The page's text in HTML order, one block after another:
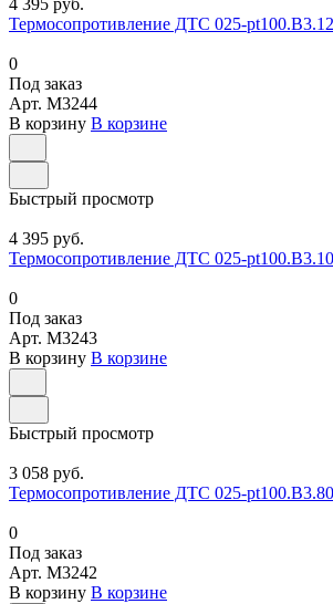
4 395 руб.
Термосопротивление ДТС 025-
0
Под заказ
Арт. M3244
В корзину В корзине
Быстрый просмотр
4 395 руб.
Термосопротивление ДТС 025-
0
Под заказ
Арт. M3243
В корзину В корзине
Быстрый просмотр
3 058 руб.
Термосопротивление ДТС 025-
0
Под заказ
Арт. M3242
В корзину В корзине